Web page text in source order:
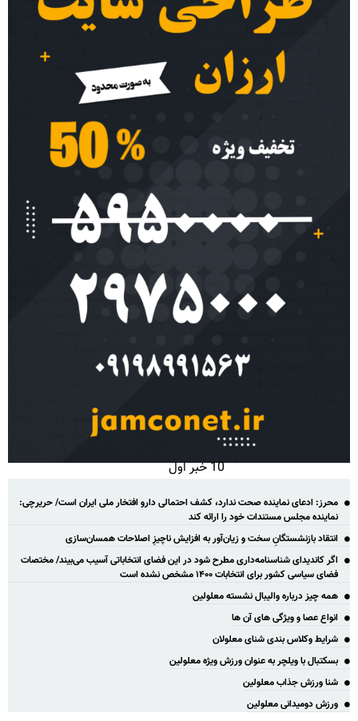
10 خبر اول
محرز: ادعای نماینده صحت ندارد، کشف احتمالی دارو افتخار ملی ایران است/ حریرچی:
نماینده مجلس مستندات خود را ارائه کند
انتقاد بازنشستگانِ سخت و زیان‌آور به افزایش ناچیزِ اصلاحات همسان‌سازی
اگر کاندیدای شناسنامه‌‎داری مطرح شود در این فضای انتخاباتی آسیب می‌بیند/ مختصات
فضای سیاسی کشور برای انتخابات ۱۴۰۰ مشخص نشده است
همه چیز درباره والیبال نشسته معلولین
انواع عصا و ویژگی های آن ها
شرایط وکلاس بندی شنای معلولان
بسکتبال با ویلچر به عنوان ورزش ویژه معلولین
شنا ورزش جذاب معلولین
ورزش دومیدانی معلولین